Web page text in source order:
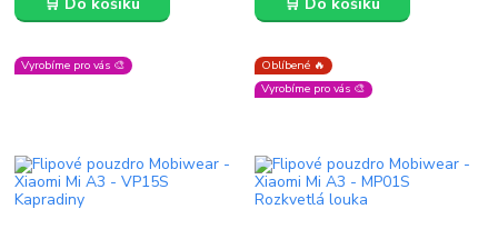
Vyrobíme pro vás 🎨
Oblíbené 🔥
Vyrobíme pro vás 🎨